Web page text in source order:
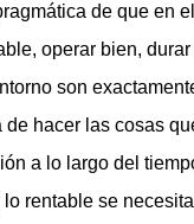
de que en
operar bien,
son
de hacer las cosas
a lo largo del
lo rentable se